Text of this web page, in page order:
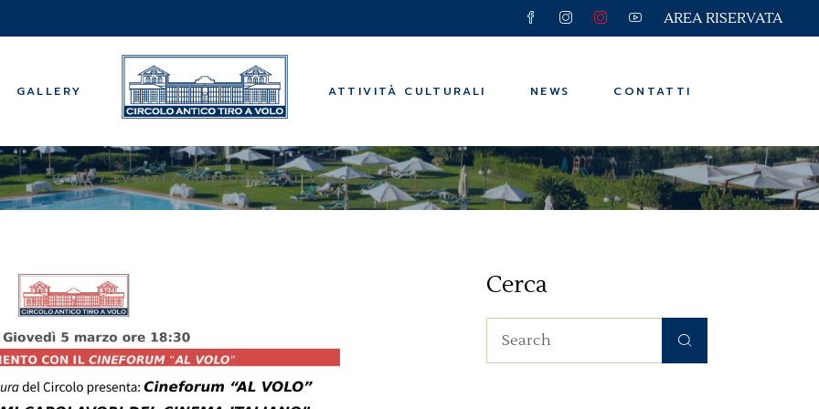
AREA RISERVATA
GALLERY ATTIVITÀ CULTURALI
Musica
Visite Guidate e Viaggi
NEWS CONTATTI
Centro benessere
Centri Estivi
HOME
EVENTI CINEFORUM “AL VOLO”
Cerca
Search
for: